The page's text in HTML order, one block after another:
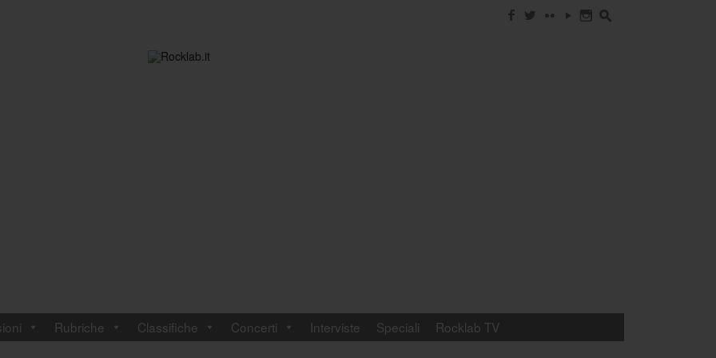
f w c y n s
Rubriche Classifiche Concerti Interviste Speciali Rocklab TV